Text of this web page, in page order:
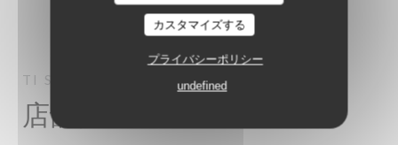
カスタマイズする
プライバシーポリシー
undefined
TI SABLE LES ANSES D'ARLET
店舗情報